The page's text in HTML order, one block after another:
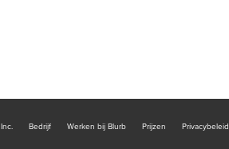
Bedrijf Werken bij Blurb Prijzen Privacybeleid